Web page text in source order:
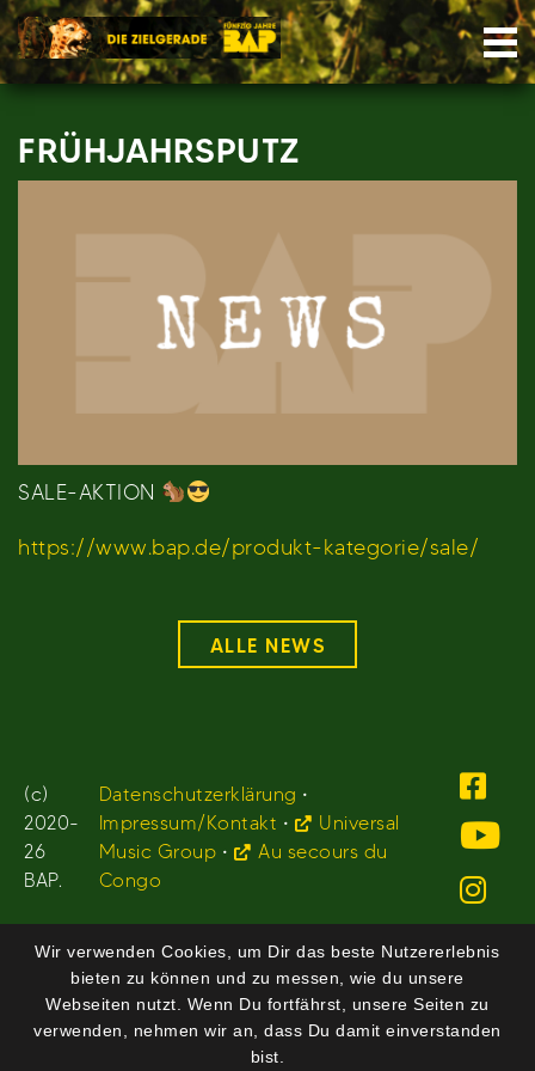
Skip
to
content
FRÜHJAHRSPUTZ
SALE-AKTION
https://www.bap.de/produkt-kategorie/sale/
ALLE NEWS
(c)
2020-
26
BAP.
Datenschutzerklärung •
Impressum/Kontakt •
Universal
Music Group •
Au secours du
Congo
Wir verwenden Cookies, um Dir das beste Nutzererlebnis
bieten zu können und zu messen, wie du unsere
Webseiten nutzt. Wenn Du fortfährst, unsere Seiten zu
verwenden, nehmen wir an, dass Du damit einverstanden
bist.